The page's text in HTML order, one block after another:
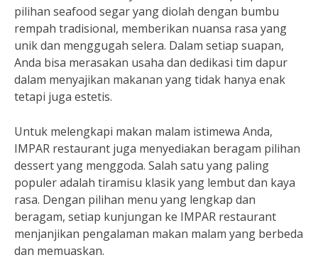
pilihan seafood segar yang diolah dengan bumbu
rempah tradisional, memberikan nuansa rasa yang
unik dan menggugah selera. Dalam setiap suapan,
Anda bisa merasakan usaha dan dedikasi tim dapur
dalam menyajikan makanan yang tidak hanya enak
tetapi juga estetis.
Untuk melengkapi makan malam istimewa Anda,
IMPAR restaurant juga menyediakan beragam pilihan
dessert yang menggoda. Salah satu yang paling
populer adalah tiramisu klasik yang lembut dan kaya
rasa. Dengan pilihan menu yang lengkap dan
beragam, setiap kunjungan ke IMPAR restaurant
menjanjikan pengalaman makan malam yang berbeda
dan memuaskan.